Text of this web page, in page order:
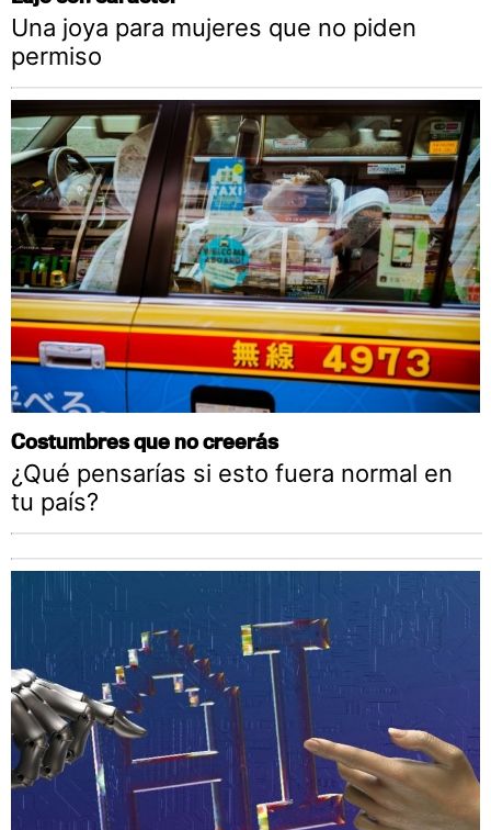
Una joya para mujeres que no piden
permiso
Costumbres que no creerás
¿Qué pensarías si esto fuera normal en
tu país?